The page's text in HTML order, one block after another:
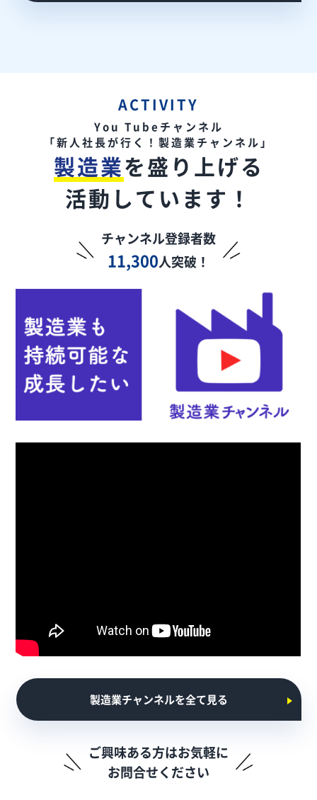
ACTIVITY
You Tubeチャンネル
「新人社長が行く！製造業チャンネル」
製造業を盛り上げる
活動しています！
チャンネル登録者数
11,300人突破！
製造業チャンネルを全て見る
ご興味ある方はお気軽に
お問合せください